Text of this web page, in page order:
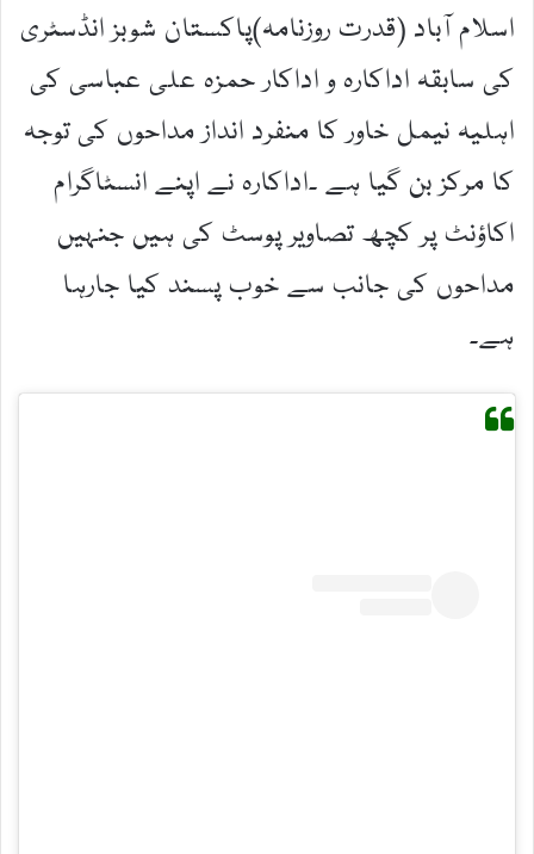
اسلام آباد (قدرت روزنامہ)پاکستان شوبز انڈسٹری
کی سابقہ اداکارہ و اداکار حمزہ علی عباسی کی
اہلیہ نیمل خاور کا منفرد انداز مداحوں کی توجہ
کا مرکز بن گیا ہے ۔اداکارہ نے اپنے انسٹاگرام
اکاؤنٹ پر کچھ تصاویر پوسٹ کی ہیں جنہیں
مداحوں کی جانب سے خوب پسند کیا جارہا
ہے۔